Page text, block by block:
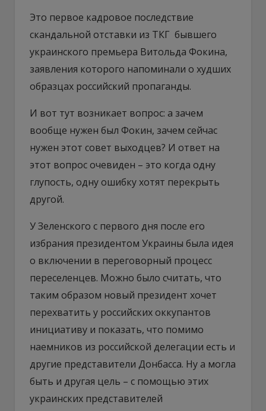
Это первое кадровое последствие
скандальной отставки из ТКГ бывшего
украинского премьера Витольда Фокина,
заявления которого напоминали о худших
образцах российский пропаганды.
И вот тут возникает вопрос: а зачем
вообще нужен был Фокин, зачем сейчас
нужен этот совет выходцев? И ответ на
этот вопрос очевиден – это когда одну
глупость, одну ошибку хотят перекрыть
другой.
У Зеленского с первого дня после его
избрания президентом Украины была идея
о включении в переговорный процесс
переселенцев. Можно было считать, что
таким образом новый президент хочет
перехватить у российских оккупантов
инициативу и показать, что помимо
наемников из российской делегации есть и
другие представители Донбасса. Ну а могла
быть и другая цель – с помощью этих
украинских представителей